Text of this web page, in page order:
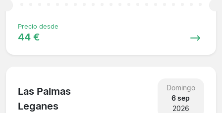
Precio desde
44 €
Las Palmas
Leganes
Domingo
6 sep
2026